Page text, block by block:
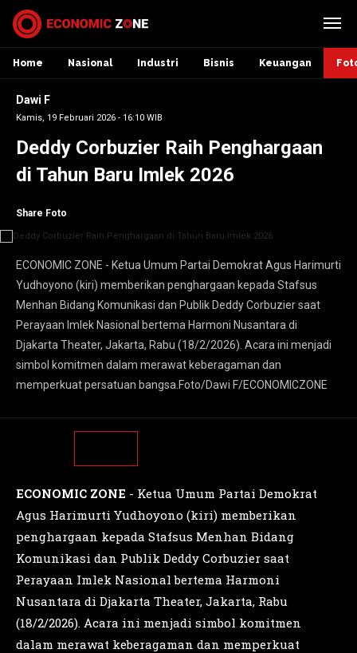
Home Nasional Industri Bisnis Keuangan
Dawi F
Kamis, 19 Februari 2026 - 16:10 WIB
Deddy Corbuzier Raih Penghargaan
di Tahun Baru Imlek 2026
Share Foto
ECONOMIC ZONE - Ketua Umum Partai Demokrat Agus Harimurti
Yudhoyono (kiri) memberikan penghargaan kepada Stafsus
Menhan Bidang Komunikasi dan Publik Deddy Corbuzier saat
Perayaan Imlek Nasional bertema Harmoni Nusantara di
Djakarta Theater, Jakarta, Rabu (18/2/2026). Acara ini menjadi
simbol komitmen dalam merawat keberagaman dan
memperkuat persatuan bangsa.Foto/Dawi F/ECONOMICZONE
ECONOMIC ZONE - Ketua Umum Partai Demokrat
Agus Harimurti Yudhoyono (kiri) memberikan
penghargaan kepada Stafsus Menhan Bidang
Komunikasi dan Publik Deddy Corbuzier saat
Perayaan Imlek Nasional bertema Harmoni
Nusantara di Djakarta Theater, Jakarta, Rabu
(18/2/2026). Acara ini menjadi simbol komitmen
dalam merawat keberagaman dan memperkuat